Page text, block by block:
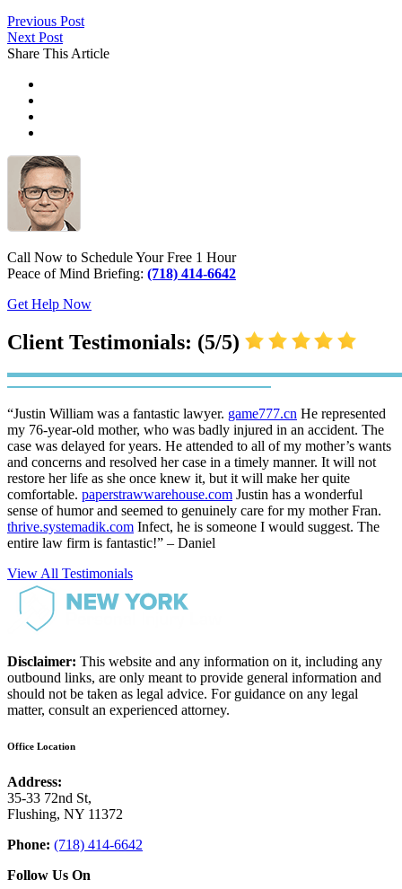
Previous Post
Next Post
Share This Article
Call Now to Schedule Your Free 1 Hour
Peace of Mind Briefing: (718) 414-6642
Get Help Now
Client Testimonials: (5/5)
“Justin William was a fantastic lawyer. game777.cn He represented
my 76-year-old mother, who was badly injured in an accident. The
case was delayed for years. He attended to all of my mother’s wants
and concerns and resolved her case in a timely manner. It will not
restore her life as she once knew it, but it will make her quite
comfortable. paperstrawwarehouse.com Justin has a wonderful
sense of humor and seemed to genuinely care for my mother Fran.
thrive.systemadik.com Infect, he is someone I would suggest. The
entire law firm is fantastic!” – Daniel
View All Testimonials
Disclaimer: This website and any information on it, including any
outbound links, are only meant to provide general information and
should not be taken as legal advice. For guidance on any legal
matter, consult an experienced attorney.
Office Location
Address:
35-33 72nd St,
Flushing, NY 11372
Phone: (718) 414-6642
Follow Us On